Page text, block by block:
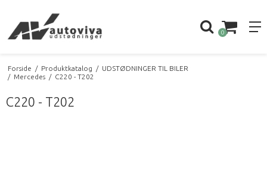
0
Forside / Produktkatalog / UDSTØDNINGER TIL BILER
/ Mercedes / C220 - T202
C220 - T202